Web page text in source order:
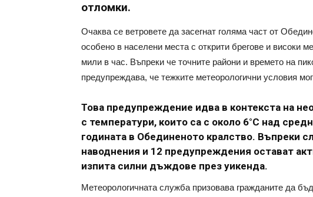
отломки.
Очаква се ветровете да засегнат голяма част от
особено в населени места с открити брегове и високи
мили в час. Въпреки че точните райони и времето на
предупреждава, че тежките метеорологични условия
Това предупреждение идва в контекста на
с температури, които са с около 6°C над
годината в Обединеното кралство. Въпреки
наводнения и 12 предупреждения остават
изпита силни дъждове през уикенда.
Метеорологичната служба призовава гражданите да